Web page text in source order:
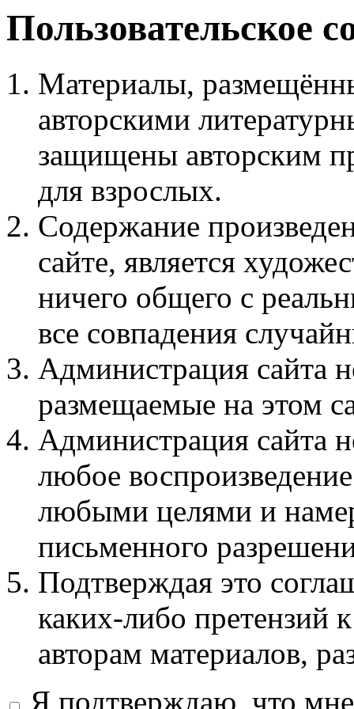
Пользовательское
Материалы,
авторскими
защищены авторским
для взрослых.
Содержание
сайте, является
ничего общего с
все совпадения
Администрация сайта
размещаемые на этом
Администрация сайта
любое
любыми целями и
письменного
Подтверждая это
каких-либо претензий
авторам материалов,
Я подтверждаю, что